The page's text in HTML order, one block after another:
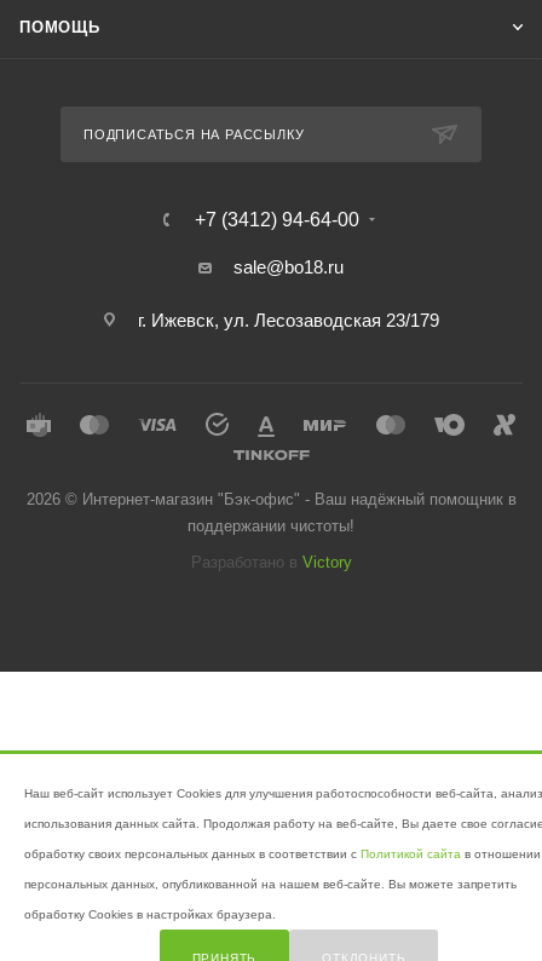
ПОМОЩЬ
ПОДПИСАТЬСЯ НА РАССЫЛКУ
+7 (3412) 94-64-00
sale@bo18.ru
г. Ижевск, ул. Лесозаводская 23/179
2026 © Интернет-магазин "Бэк-офис" - Ваш надёжный помощник в
поддержании чистоты!
Разработано в Victory
Наш веб-сайт использует Cookies для улучшения работоспособности веб-сайта,
использования данных сайта. Продолжая работу на веб-сайте, Вы даете свое
обработку своих персональных данных в соответствии с Политикой сайта в отношении
персональных данных, опубликованной на нашем веб-сайте. Вы можете запретить
обработку Cookies в настройках браузера.
ПРИНЯТЬ ОТКЛОНИТЬ